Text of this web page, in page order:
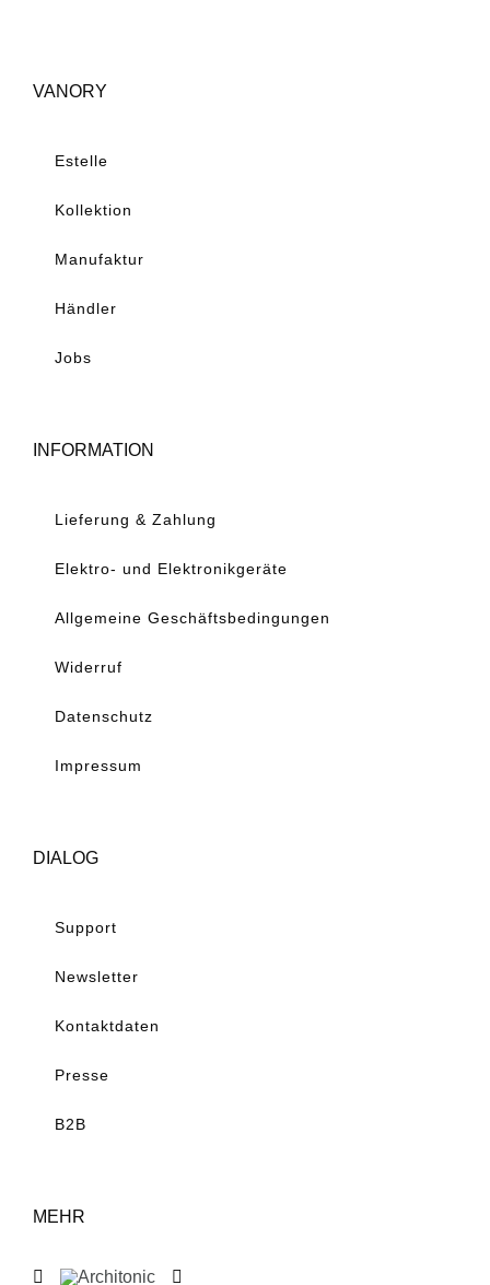
VANORY
Estelle
Kollektion
Manufaktur
Händler
Jobs
INFORMATION
Lieferung & Zahlung
Elektro- und Elektronikgeräte
Allgemeine Geschäftsbedingungen
Widerruf
Datenschutz
Impressum
DIALOG
Support
Newsletter
Kontaktdaten
Presse
B2B
MEHR